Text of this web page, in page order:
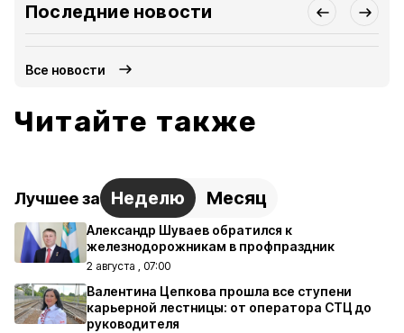
Последние новости
Все новости
Читайте также
Лучшее за Неделю Месяц
Александр Шуваев обратился к
железнодорожникам в профпраздник
2 августа , 07:00
Валентина Цепкова прошла все ступени
карьерной лестницы: от оператора СТЦ до
руководителя